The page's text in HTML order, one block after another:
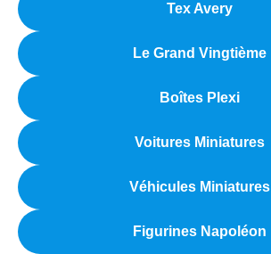
Tex Avery
Le Grand Vingtième
Boîtes Plexi
Voitures Miniatures
Véhicules Miniatures
Figurines Napoléon